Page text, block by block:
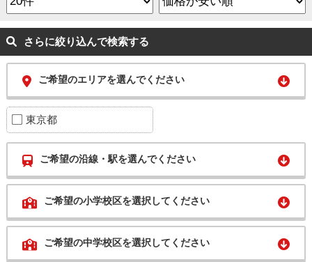
さらに絞り込んで検索する
ご希望のエリアを選んでください
東京都
ご希望の沿線・駅を選んでください
ご希望の小学校区を選択してください
ご希望の中学校区を選択してください